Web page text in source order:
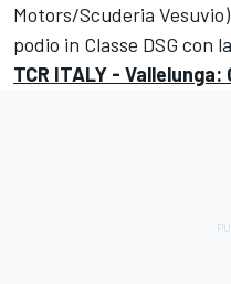
Motors/Scuderia
podio in Classe DSG con
TCR ITALY - Vallelunga: